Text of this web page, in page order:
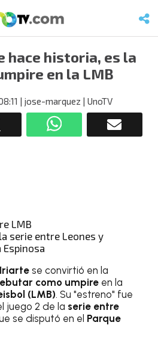
hace historia, es la
en la LMB
| jose-marquez | UnoTV
serie entre Leones y
Espinosa
se convirtió en la
como umpire en la
(LMB). Su "estreno" fue
juego 2 de la serie entre
se disputó en el Parque